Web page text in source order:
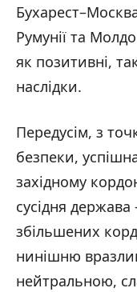
Румунії та
як позитивні,
наслідки.
Передусім, з
безпеки,
західному
сусідня
збільшених
нинішню
нейтральною,